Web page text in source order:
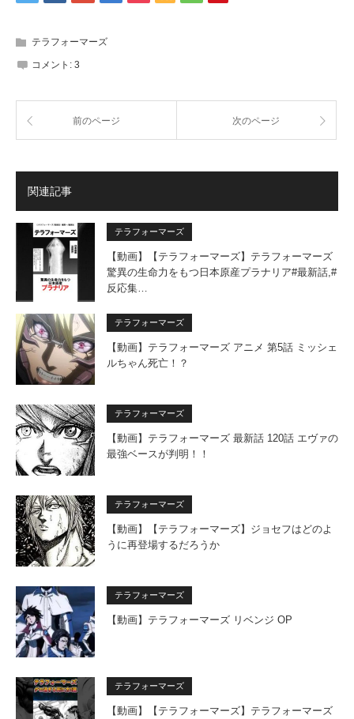
テラフォーマーズ
コメント: 3
前のページ 次のページ
関連記事
テラフォーマーズ
【動画】【テラフォーマーズ】テラフォーマーズ
驚異の生命力をもつ日本原産プラナリア#最新話,#
反応集…
テラフォーマーズ
【動画】テラフォーマーズ アニメ 第5話 ミッシェ
ルちゃん死亡！？
テラフォーマーズ
【動画】テラフォーマーズ 最新話 120話 エヴァの
最強ベースが判明！！
テラフォーマーズ
【動画】【テラフォーマーズ】ジョセフはどのよ
うに再登場するだろうか
テラフォーマーズ
【動画】テラフォーマーズ リベンジ OP
テラフォーマーズ
【動画】【テラフォーマーズ】テラフォーマーズ